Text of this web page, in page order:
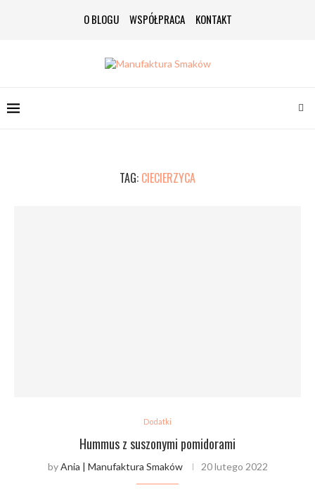
O BLOGU WSPÓŁPRACA KONTAKT
TAG: CIECIERZYCA
Dodatki
Hummus z suszonymi pomidorami
byAnia | Manufaktura Smaków 20 lutego 2022